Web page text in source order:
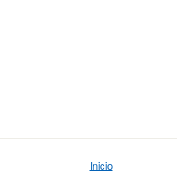
Inicio